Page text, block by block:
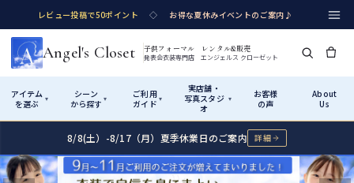
レビュー投稿で50ポイント ◇ お得な夏休みイベントのご案内♪
Angel's Closet 子供フォーマル レンタル&販売
発表会衣装専門店 エンジェルス クローゼット
アイテム
を選ぶ
▾
シーン
から探す ▾
ご利用
ガイド ▾
実店舗・
写真スタジ
オ
▾
お客様
の声
About
Us
Shop by Category アイテムから探す
Shop by Occasion シーンから探す
How It Works ご利用ガイド
Visit Us 実店舗・写真スタジオ
8/8(土）-8/17（月）夏季休業日のご案内 詳細